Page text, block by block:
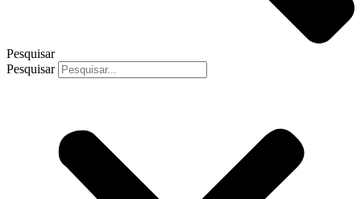
Pesquisar
Pesquisar